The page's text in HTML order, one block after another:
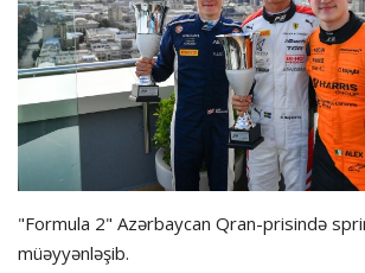
Layihə
Formula 1
İdman növləri
"Formula 2" Azərbaycan Qran-prisində
müəyyənləşib.